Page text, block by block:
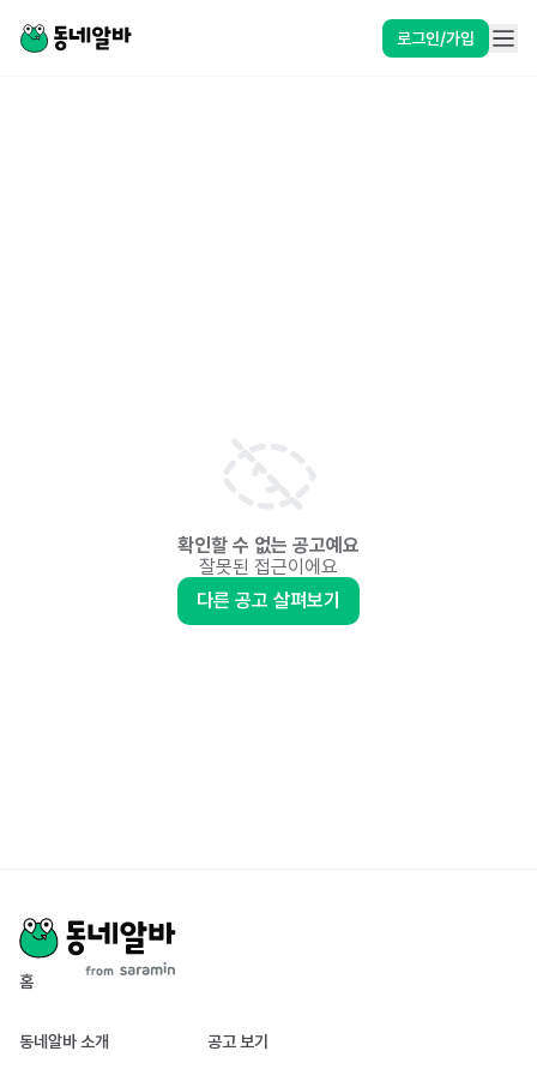
로그인/가입
확인할 수 없는 공고예요
잘못된 접근이에요
다른 공고 살펴보기
홈
동네알바 소개 공고 보기